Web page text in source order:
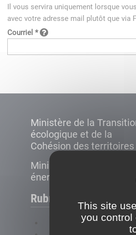
This site
you control
Il vous servira uniquement lorsque
avec votre adresse mail plutôt que via
Courriel *
Ministère de la
écologique et de la
Cohésion des territoires
Ministère de la Transition
énergétique
Rubriques